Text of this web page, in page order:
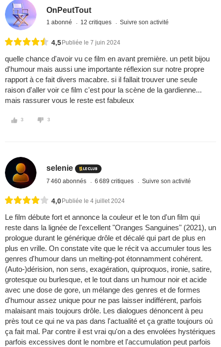
OnPeutTout
1 abonné 12 critiques Suivre son activité
4,5 Publiée le 7 juin 2024
quelle chance d'avoir vu ce film en avant première. un petit bijou
d'humour mais aussi une importante réflexion sur notre propre
rapport à ce fait divers macabre. si il fallait trouver une seule
raison d'aller voir ce film c'est pour la scène de la gardienne...
mais rassurer vous le reste est fabuleux
3 3
selenie
7 460 abonnés 6 689 critiques Suivre son activité
4,0 Publiée le 4 juillet 2024
Le film débute fort et annonce la couleur et le ton d'un film qui
reste dans la lignée de l'excellent "Oranges Sanguines" (2021), un
prologue durant le générique drôle et décalé qui part de plus en
plus en vrille. On constate vite que le récit va accumuler tous les
genres d'humour dans un melting-pot étonnamment cohérent.
(Auto-)dérision, non sens, exagération, quiproquos, ironie, satire,
grotesque ou burlesque, et le tout dans un humour noir et acide
avec une dose de gore, un mélange des genres et de formes
d'humour assez unique pour ne pas laisser indifférent, parfois
malaisant mais toujours drôle. Les dialogues dénoncent à peu
près tout ce qui ne va pas dans l'actualité et ça gratte toujours où
ça fait mal. Par contre il est vrai qu'on a des envolées hystériques
parfois excessives dont le nombre et l'accumulation peut parfois